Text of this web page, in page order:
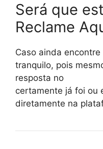
Será que
Reclame
Caso ainda
tranquilo, pois
resposta no
certamente já foi ou
diretamente na